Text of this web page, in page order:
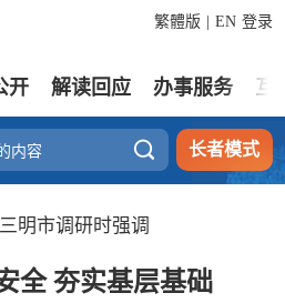
登录
繁體版 EN
开 解读回应 办事服务 互
 长者模式
明市调研时强调
全 夯实基层基础